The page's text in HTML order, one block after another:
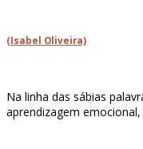
(Isabel Oliveira)
Na linha das sábias
aprendizagem